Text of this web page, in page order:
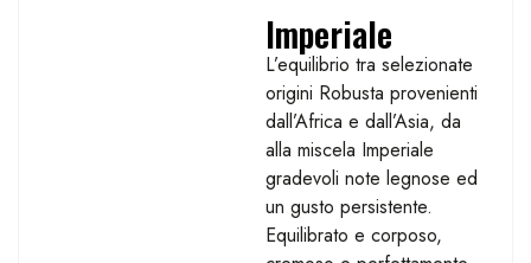
Imperiale
L’equilibrio tra selezionate
origini Robusta provenienti
dall’Africa e dall’Asia, da
alla miscela Imperiale
gradevoli note legnose ed
un gusto persistente.
Equilibrato e corposo,